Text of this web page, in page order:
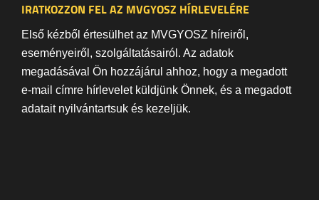
IRATKOZZON FEL AZ MVGYOSZ HÍRLEVELÉRE
Első kézből értesülhet az MVGYOSZ híreiről,
eseményeiről, szolgáltatásairól. Az adatok
megadásával Ön hozzájárul ahhoz, hogy a megadott
e-mail címre hírlevelet küldjünk Önnek, és a megadott
adatait nyilvántartsuk és kezeljük.